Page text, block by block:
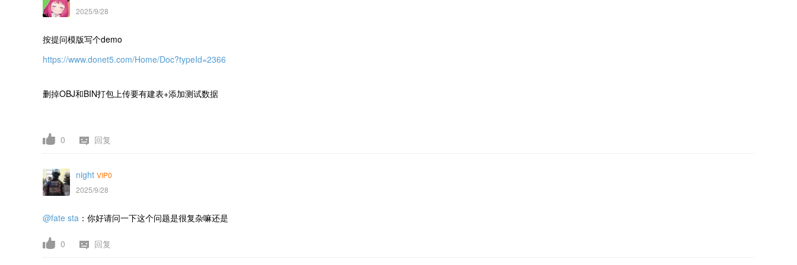
2025/9/28
按提问模版写个demo
https://www.donet5.com/Home/Doc?typeId=2366
删掉OBJ和BIN打包上传要有建表+添加测试数据
0 回复
night VIP0
2025/9/28
@fate sta ：你好请问一下这个问题是很复杂嘛还是
0 回复